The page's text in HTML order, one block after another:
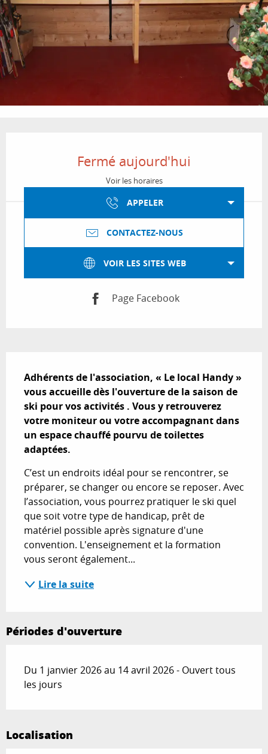
Fermé aujourd'hui
Voir les horaires
APPELER
CONTACTEZ-NOUS
VOIR LES SITES WEB
Page Facebook
Adhérents de l'association, « Le local Handy »
vous accueille dès l'ouverture de la saison de
ski pour vos activités . Vous y retrouverez
votre moniteur ou votre accompagnant dans
un espace chauffé pourvu de toilettes
adaptées.
C’est un endroits idéal pour se rencontrer, se
préparer, se changer ou encore se reposer. Avec
l’association, vous pourrez pratiquer le ski quel
que soit votre type de handicap, prêt de
matériel possible après signature d'une
convention. L'enseignement et la formation
vous seront également...
Lire la suite
Périodes d'ouverture
Du 1 janvier 2026 au 14 avril 2026 - Ouvert tous
les jours
Localisation